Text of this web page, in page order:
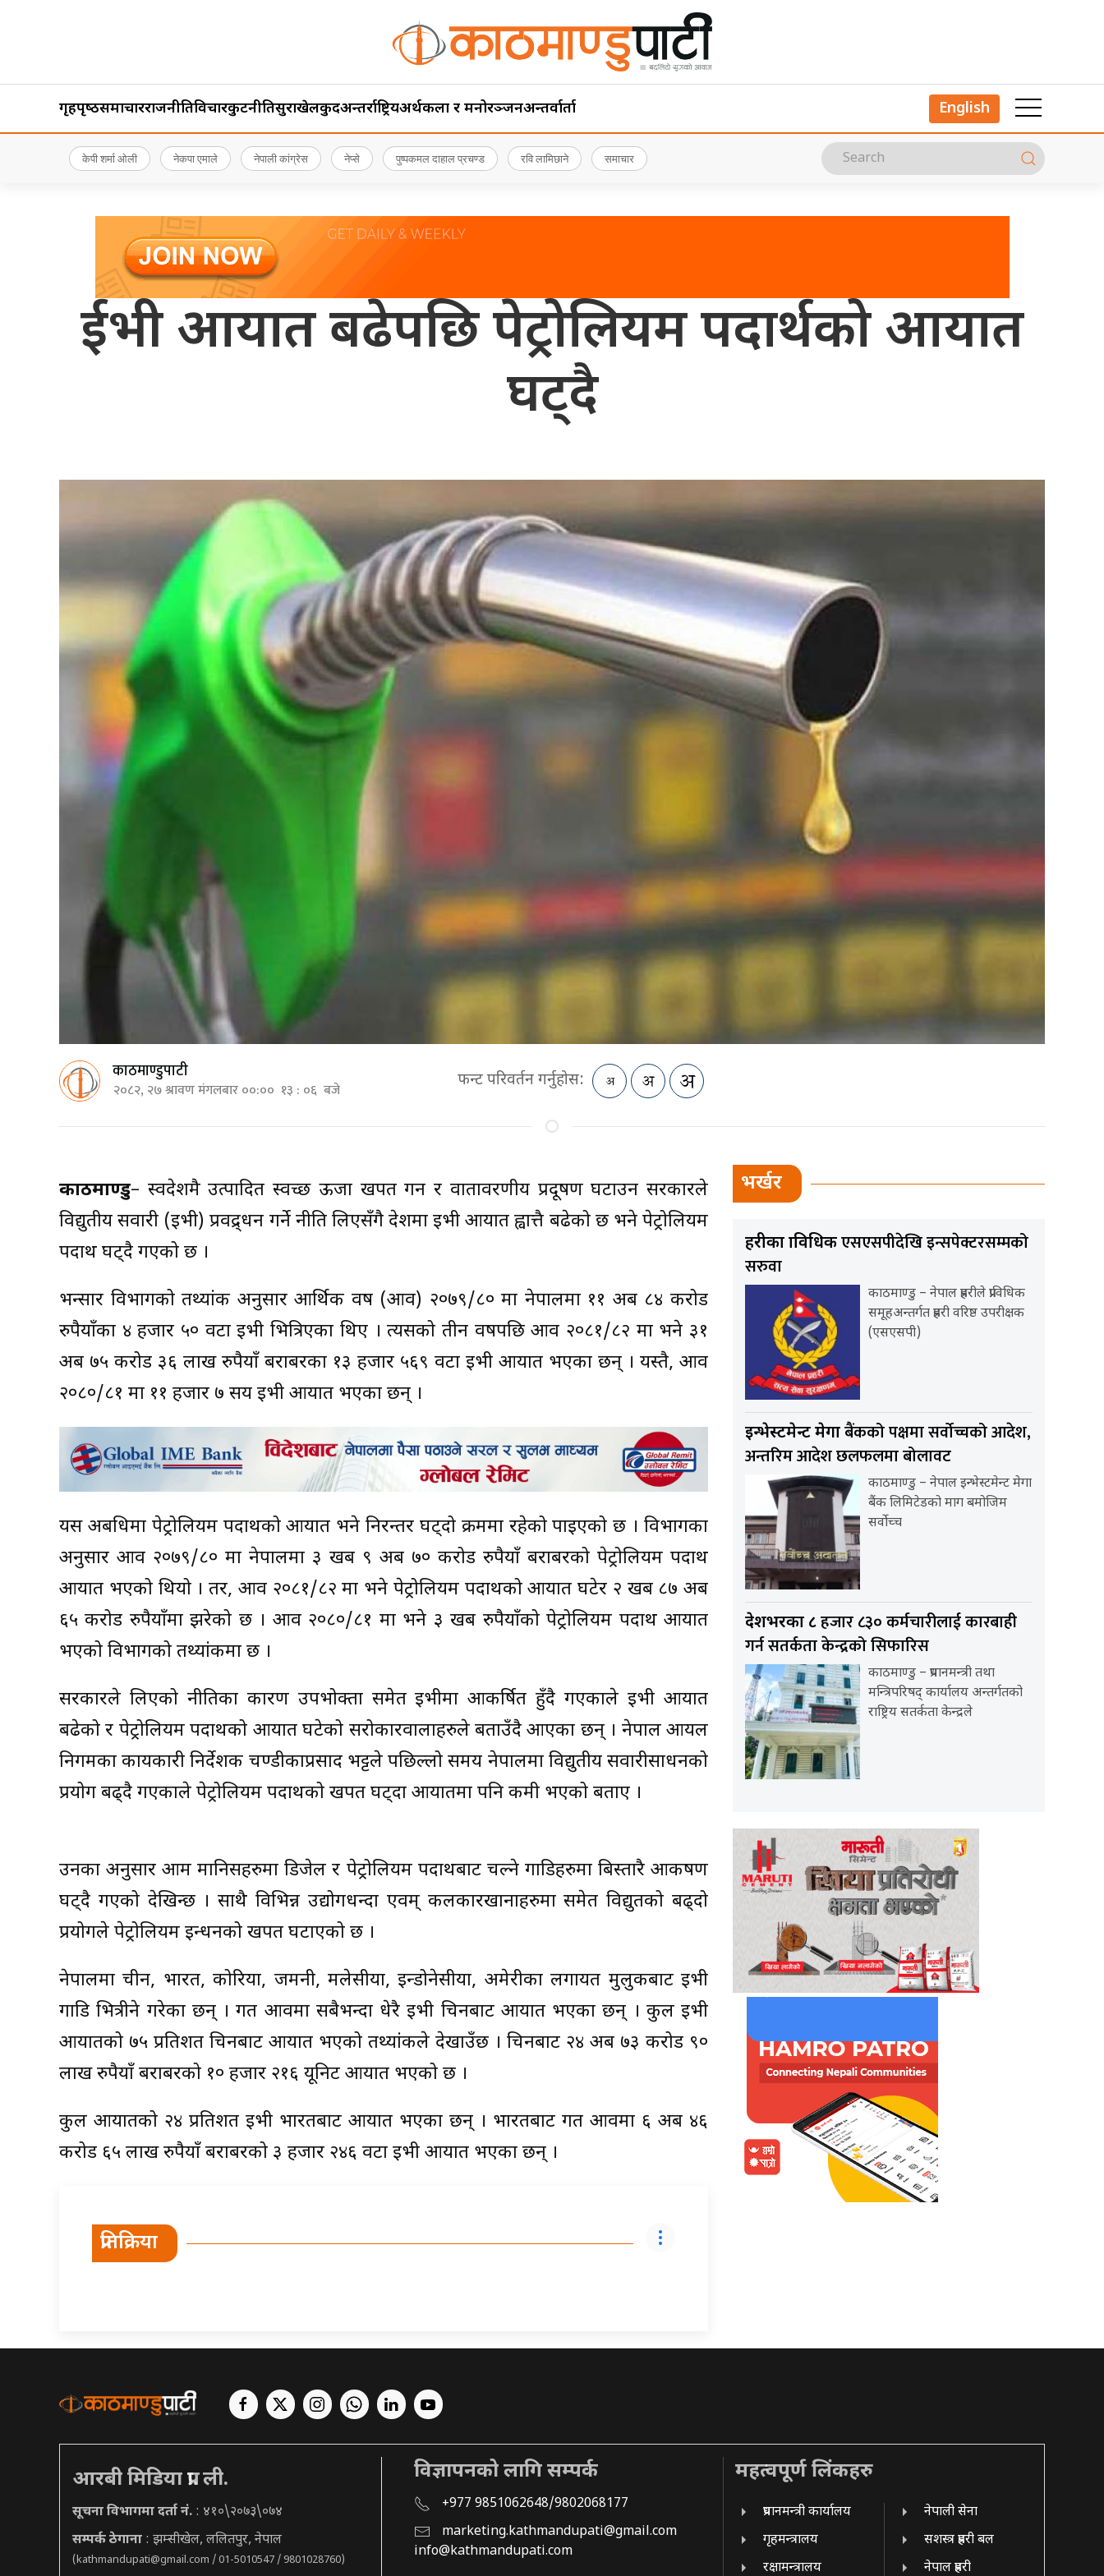
गृहपृष्‍ठसमाचारराजनीतिविचारकुटनीतिसुरक्षाखेलकुदअन्तर्राष्ट्रियअर्थकला र मनोरञ्जनअन्तर्वार्ता English
केपी शर्मा ओली नेकपा एमाले नेपाली कांग्रेस नेप्से पुष्पकमल दाहाल प्रचण्ड रवि लामिछाने समाचार
ईभी आयात बढेपछि पेट्रोलियम पदार्थको आयात
घट्दै
काठमाण्डुपाटी
२०८२, २७ श्रावण मंगलबार ००:०० १३ : ०६ बजे फन्ट परिवर्तन गर्नुहोस:
काठमाण्डु– स्वदेशमै उत्पादित स्वच्छ ऊर्जा खपत गर्न र वातावरणीय प्रदूषण घटाउन सरकारले
विद्युतीय सवारी (ईभी) प्रवद्र्धन गर्ने नीति लिएसँगै देशमा ईभी आयात ह्वात्तै बढेको छ भने पेट्रोलियम
पदार्थ घट्दै गएको छ ।
भन्सार विभागको तथ्यांक अनुसार आर्थिक वर्ष (आव) २०७९/८० मा नेपालमा ११ अर्ब ८४ करोड
रुपैयाँका ४ हजार ५० वटा ईभी भित्रिएका थिए । त्यसको तीन वर्षपछि आव २०८१/८२ मा भने ३१
अर्ब ७५ करोड ३६ लाख रुपैयाँ बराबरका १३ हजार ५६९ वटा ईभी आयात भएका छन् । यस्तै, आव
२०८०/८१ मा ११ हजार ७ सय ईभी आयात भएका छन् ।
यस अबधिमा पेट्रोलियम पदार्थको आयात भने निरन्तर घट्दो क्रममा रहेको पाइएको छ । विभागका
अनुसार आव २०७९/८० मा नेपालमा ३ खर्ब ९ अर्ब ७० करोड रुपैयाँ बराबरको पेट्रोलियम पदार्थ
आयात भएको थियो । तर, आव २०८१/८२ मा भने पेट्रोलियम पदार्थको आयात घटेर २ खर्ब ८७ अर्ब
६५ करोड रुपैयाँमा झरेको छ । आव २०८०/८१ मा भने ३ खर्ब रुपैयाँको पेट्रोलियम पदार्थ आयात
भएको विभागको तथ्यांकमा छ ।
सरकारले लिएको नीतिका कारण उपभोक्ता समेत ईभीमा आकर्षित हुँदै गएकाले ईभी आयात
बढेको र पेट्रोलियम पदार्थको आयात घटेको सरोकारवालाहरुले बताउँदै आएका छन् । नेपाल आयल
निगमका कार्यकारी निर्देशक चण्डीकाप्रसाद भट्टले पछिल्लो समय नेपालमा विद्युतीय सवारीसाधनको
प्रयोग बढ्दै गएकाले पेट्रोलियम पदार्थको खपत घट्दा आयातमा पनि कमी भएको बताए ।
उनका अनुसार आम मानिसहरुमा डिजेल र पेट्रोलियम पदार्थबाट चल्ने गाडिहरुमा बिस्तारै आकर्षण
घट्दै गएको देखिन्छ । साथै विभिन्न उद्योगधन्दा एवम् कलकारखानाहरुमा समेत विद्युतको बढ्दो
प्रयोगले पेट्रोलियम इन्धनको खपत घटाएको छ ।
नेपालमा चीन, भारत, कोरिया, जर्मनी, मलेसीया, इन्डोनेसीया, अमेरीका लगायत मुलुकबाट इभी
गाडि भित्रीने गरेका छन् । गत आवमा सबैभन्दा धेरै ईभी चिनबाट आयात भएका छन् । कुल ईभी
आयातको ७५ प्रतिशत चिनबाट आयात भएको तथ्यांकले देखाउँछ । चिनबाट २४ अर्ब ७३ करोड ९०
लाख रुपैयाँ बराबरको १० हजार २१६ यूनिट आयात भएको छ ।
कुल आयातको २४ प्रतिशत ईभी भारतबाट आयात भएका छन् । भारतबाट गत आवमा ६ अर्ब ४६
करोड ६५ लाख रुपैयाँ बराबरको ३ हजार २४६ वटा ईभी आयात भएका छन् ।
प्रतिक्रिया
भर्खर
प्रहरीका प्राविधिकएसएसपीदेखि इन्सपेक्टरसम्मको
सरुवा
काठमाण्डु – नेपाल प्रहरीले प्राविधिक
समूहअन्तर्गत प्रहरी वरिष्ठ उपरीक्षक
(एसएसपी)
इन्भेस्टमेन्ट मेगाबैंकको पक्षमा सर्वाेच्चको आदेश,
अन्तरिम आदेश छलफलमा बोलावट
काठमाण्डु – नेपाल इन्भेस्टमेन्ट मेगा
बैंक लिमिटेडको माग बमोजिम
सर्वोच्च
देशभरका ८हजार ८३० कर्मचारीलाई कारबाही
गर्न सतर्कता केन्द्रको सिफारिस
काठमाण्डु – प्रधानमन्त्री तथा
मन्त्रिपरिषद् कार्यालय अन्तर्गतको
राष्ट्रिय सतर्कता केन्द्रले
आरबी मिडिया प्रा. ली.
सूचना विभागमा दर्ता नं. : ४१०\२०७३\०७४
सम्पर्क ठेगाना : झम्सीखेल, ललितपुर, नेपाल
(kathmandupati@gmail.com / 01-5010547 / 9801028760)
विज्ञापनको लागि सम्पर्क
+977 9851062648/9802068177
marketing.kathmandupati@gmail.com
info@kathmandupati.com
महत्वपूर्ण लिंकहरु
प्रधानमन्त्री कार्यालय
गृहमन्त्रालय
रक्षामन्त्रालय
नेपाली सेना
सशस्त्र प्रहरी बल
नेपाल प्रहरी